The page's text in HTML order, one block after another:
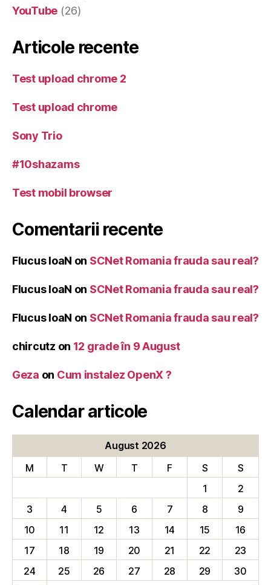
YouTube (26)
Articole recente
Test upload chrome 2
Test upload chrome
Sony Trio
#10shazams
Test mobil browser
Comentarii recente
Flucus IoaN on SCNet Romania frauda sau real?
Flucus IoaN on SCNet Romania frauda sau real?
Flucus IoaN on SCNet Romania frauda sau real?
chircutz on 12 grade în 9 August
Geza on Cum instalez OpenX ?
Calendar articole
August 2026
M
T W T F S
S
1
2
3
4 5 6 7 8
9
10
11 12 13 14 15
16
17
18 19 20 21 22
23
24
25 26 27 28 29 30